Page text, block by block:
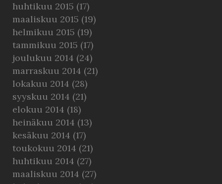
huhtikuu 2015 (17)
maaliskuu 2015 (19)
helmikuu 2015 (19)
tammikuu 2015 (17)
joulukuu 2014 (24)
marraskuu 2014 (21)
lokakuu 2014 (28)
syyskuu 2014 (21)
elokuu 2014 (18)
heinäkuu 2014 (13)
kesäkuu 2014 (17)
toukokuu 2014 (21)
huhtikuu 2014 (27)
maaliskuu 2014 (27)